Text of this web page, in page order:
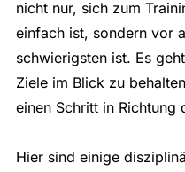
nicht nur, sich zum
einfach ist, sondern vor
schwierigsten ist. Es
Ziele im Blick zu
einen Schritt in Richtung
Hier sind einige